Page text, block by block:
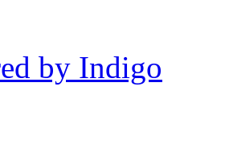
by Indigo